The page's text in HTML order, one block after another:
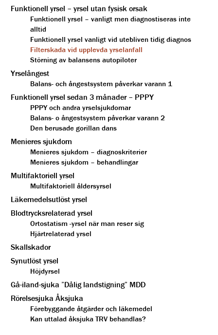
Funktionell yrsel – yrsel utan fysisk orsak
Funktionell yrsel – vanligt men diagnostiseras inte
alltid
Funktionell yrsel vanligt vid utebliven tidig diagnos
Filterskada vid upplevda yrselanfall
Störning av balansens autopiloter
Yrselångest
Balans- och ångestsystem påverkar varann 1
Funktionell yrsel sedan 3 månader – PPPY
PPPY och andra yrselsjukdomar
Balans- o ångestsystem påverkar varann 2
Den berusade gorillan dans
Menieres sjukdom
Menieres sjukdom – diagnoskriterier
Menieres sjukdom – behandlingar
Multifaktoriell yrsel
Multifaktoriell åldersyrsel
Läkemedelsutlöst yrsel
Blodtrycksrelaterad yrsel
Ortostatism -yrsel när man reser sig
Hjärtrelaterad yrsel
Skallskador
Synutlöst yrsel
Höjdyrsel
Gå-iland-sjuka ”Dålig landstigning” MDD
Rörelsesjuka Åksjuka
Förebyggande åtgärder och läkemedel
Kan uttalad åksjuka TRV behandlas?